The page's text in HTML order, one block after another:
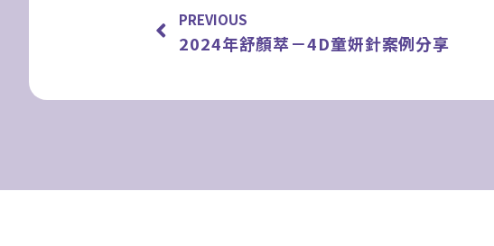
PREVIOUS
2024年舒顏萃－4D童妍針案例分享